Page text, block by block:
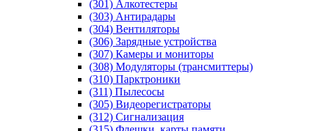
(301) Алкотестеры
(303) Антирадары
(304) Вентиляторы
(306) Зарядные устройства
(307) Камеры и мониторы
(308) Модуляторы (трансмиттеры)
(310) Парктроники
(311) Пылесосы
(305) Видеорегистраторы
(312) Сигнализация